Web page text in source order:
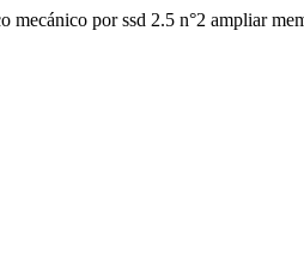
por ssd 2.5 n°2 ampliar